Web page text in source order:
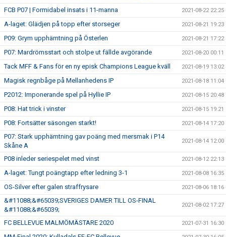
FCB P07 | Formidabel insats i 11-manna 2021-08-22 22:25
A-laget: Glädjen på topp efter storseger 2021-08-21 19:23
P09: Grym upphämtning på Österlen 2021-08-21 17:22
P07: Mardrömsstart och stolpe ut fällde avgörande 2021-08-20 00:11
Tack MFF & Fans för en ny episk Champions League kväll 2021-08-19 13:02
Magisk regnbåge på Mellanhedens IP 2021-08-18 11:04
P2012: Imponerande spel på Hyllie IP 2021-08-15 20:48
P08: Hat trick i vinster 2021-08-15 19:21
P08: Fortsätter säsongen starkt! 2021-08-14 17:20
P07: Stark upphämtning gav poäng med mersmak i P14
Skåne A
2021-08-14 12:00
P08 inleder seriespelet med vinst 2021-08-12 22:13
A-laget: Tungt poängtapp efter ledning 3-1 2021-08-08 16:35
OS-Silver efter galen straffrysare 2021-08-06 18:16
&#11088;&#65039;SVERIGES DAMER TILL OS-FINAL
&#11088;&#65039;
2021-08-02 17:27
FC BELLEVUE MALMÖMÄSTARE 2020 2021-07-31 16:30